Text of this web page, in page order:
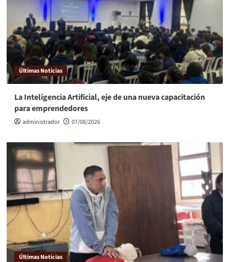
Últimas Noticias
La Inteligencia Artificial, eje de una nueva capacitación
para emprendedores
administrador 07/08/2026
Últimas Noticias